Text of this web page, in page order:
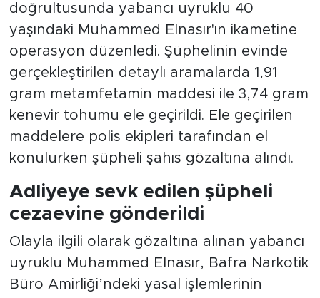
doğrultusunda yabancı uyruklu 40
yaşındaki Muhammed Elnasır'ın ikametine
operasyon düzenledi. Şüphelinin evinde
gerçekleştirilen detaylı aramalarda 1,91
gram metamfetamin maddesi ile 3,74 gram
kenevir tohumu ele geçirildi. Ele geçirilen
maddelere polis ekipleri tarafından el
konulurken şüpheli şahıs gözaltına alındı.
Adliyeye sevk edilen şüpheli
cezaevine gönderildi
Olayla ilgili olarak gözaltına alınan yabancı
uyruklu Muhammed Elnasır, Bafra Narkotik
Büro Amirliği’ndeki yasal işlemlerinin